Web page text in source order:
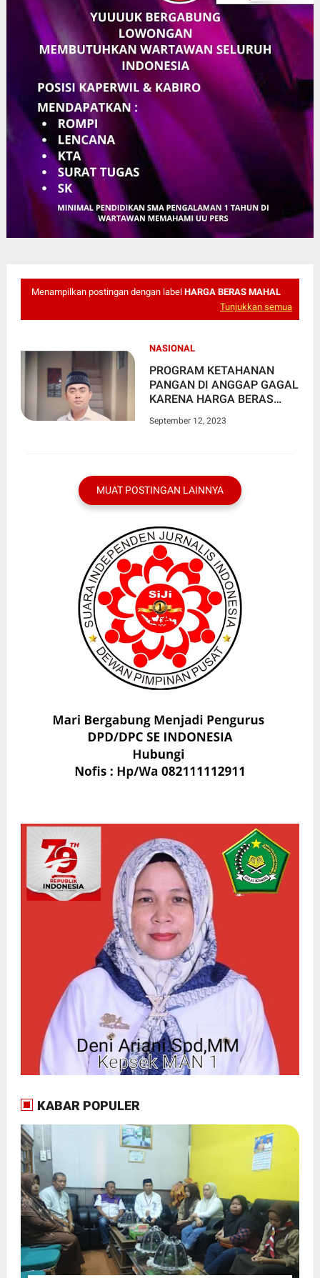
Menampilkan postingan dengan label HARGA BERAS MAHAL
Tunjukkan semua
NASIONAL
PROGRAM KETAHANAN
PANGAN DI ANGGAP GAGAL
KARENA HARGA BERAS
September 12, 2023
MUAT POSTINGAN LAINNYA
KABAR POPULER